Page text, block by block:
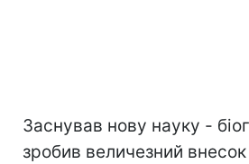
Заснував нову науку -
зробив величезний внесок